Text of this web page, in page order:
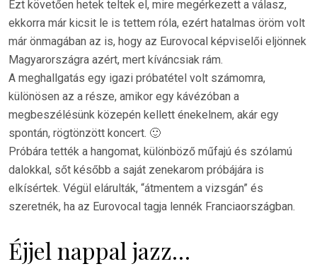
Ezt követően hetek teltek el, mire megérkezett a válasz,
ekkorra már kicsit le is tettem róla, ezért hatalmas öröm volt
már önmagában az is, hogy az Eurovocal képviselői eljönnek
Magyarországra azért, mert kíváncsiak rám.
A meghallgatás egy igazi próbatétel volt számomra,
különösen az a része, amikor egy kávézóban a
megbeszélésünk közepén kellett énekelnem, akár egy
spontán, rögtönzött koncert. 🙂
Próbára tették a hangomat, különböző műfajú és szólamú
dalokkal, sőt később a saját zenekarom próbájára is
elkísértek. Végül elárulták, “átmentem a vizsgán” és
szeretnék, ha az Eurovocal tagja lennék Franciaországban.
Éjjel nappal jazz…